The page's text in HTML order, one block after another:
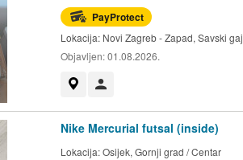
PayProtect
Lokacija: Novi Zagreb - Zapad, Savski gaj
Objavljen:01.08.2026.
Nike Mercurial futsal (inside)
Lokacija:Osijek, Gornji grad / Centar